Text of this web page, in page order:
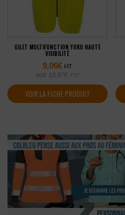
GILET MULTIFONCTION YOKO HAUTE
VISIBILITÉ
9,06€ HT
soit 10,87€ TTC
VOIR LA FICHE PRODUIT